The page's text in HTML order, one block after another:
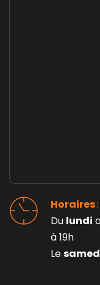
Horaires :
Du lundi
à 19h
Le